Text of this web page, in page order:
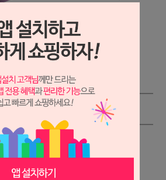
상세보기
원적립금:400원